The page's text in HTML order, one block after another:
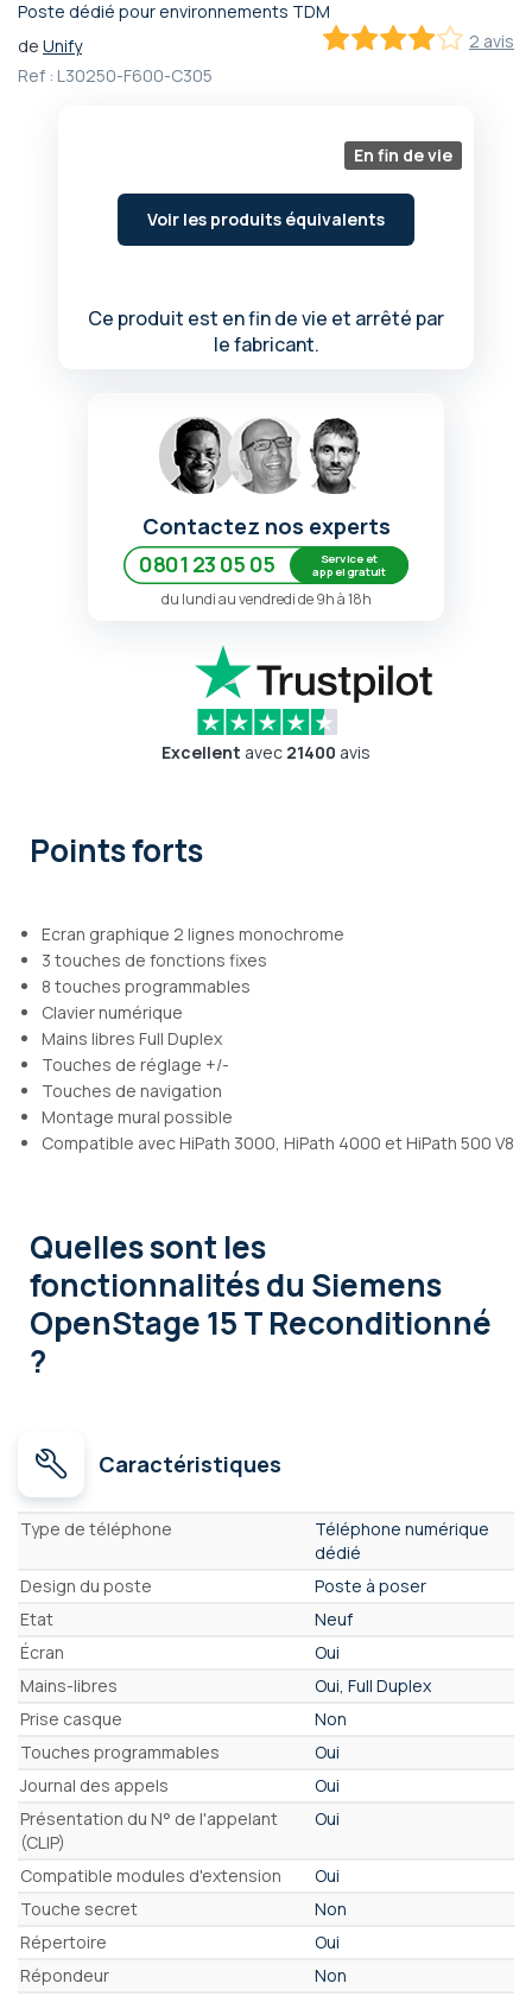
Poste dédié pour environnements TDM
2 avis
de Unify
Ref : L30250-F600-C305
En fin de vie
Voir les produits équivalents
Ce produit est en fin de vie et arrêté par
le fabricant.
Passer
au
début
Contactez nos experts
0801 23 05 05
Service et
appel gratuit
du lundi au vendredi de 9h à 18h
Excellent avec 21400 avis
Points forts
Ecran graphique 2 lignes monochrome
3 touches de fonctions fixes
8 touches programmables
Clavier numérique
Mains libres Full Duplex
Touches de réglage +/-
Touches de navigation
Montage mural possible
Compatible avec HiPath 3000, HiPath 4000 et HiPath 500 V8
Quelles sont les
fonctionnalitésdu Siemens
OpenStage 15 T Reconditionné
?
Caractéristiques
Caractéristiques
Type de téléphone
Téléphone numérique
dédié
Design du poste
Poste à poser
Etat
Neuf
Écran
Oui
Mains-libres
Oui, Full Duplex
Prise casque
Non
Touches programmables
Oui
Journal des appels
Oui
Présentation du N° de l'appelant
(CLIP)
Oui
Compatible modules d'extension
Oui
Touche secret
Non
Répertoire
Oui
Répondeur
Non